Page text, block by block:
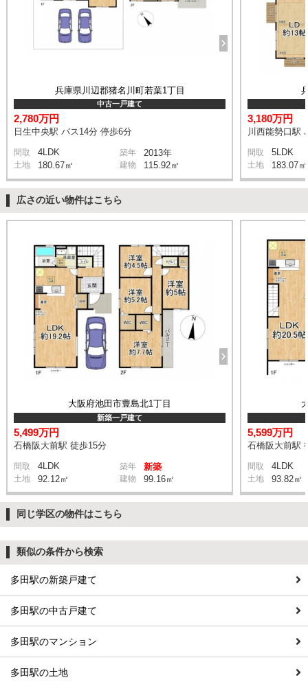
兵庫県川辺郡猪名川町若葉1丁目
中古一戸建て
2,780万円
日生中央駅 バス14分 停歩6分
間取 4LDK 築年 2013年
土地 180.67㎡ 建物 115.92㎡
3,180万円
川西能勢口駅
間取 5LDK
土地 183.07㎡
広さの近い物件はこちら
大阪府池田市豊島北1丁目
新築一戸建て
5,499万円
石橋阪大前駅 徒歩15分
間取 4LDK 築年 新築
土地 92.12㎡ 建物 99.16㎡
5,599万円
石橋阪大前駅
間取 4LDK
土地 93.82㎡
同じ学区の物件はこちら
類似の条件から検索
多田駅の新築戸建て
多田駅の中古戸建て
多田駅のマンション
多田駅の土地